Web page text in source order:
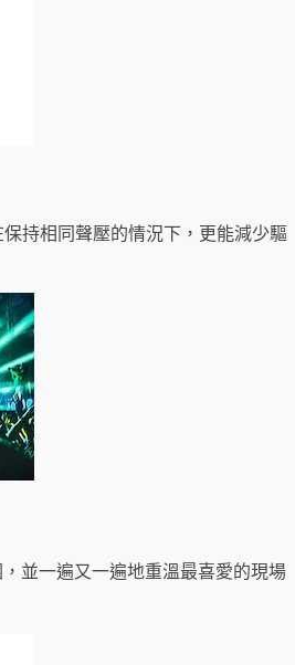
持相同聲壓的情況下，更能減少驅
並一遍又一遍地重溫最喜愛的現場